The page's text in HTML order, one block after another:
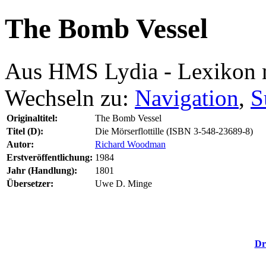
The Bomb Vessel
Aus HMS Lydia - Lexikon
Wechseln zu: Navigation,
Originaltitel:
The Bomb Vessel
Titel (D):
Die Mörserflottille (ISBN 3-548-23689-8)
Autor:
Richard Woodman
Erstveröffentlichung: 1984
Jahr (Handlung):
1801
Übersetzer:
Uwe D. Minge